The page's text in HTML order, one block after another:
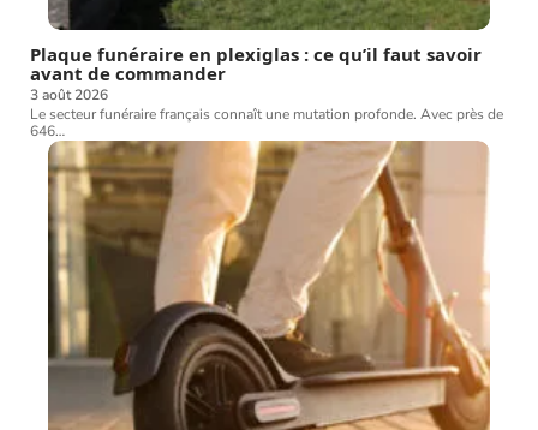
Plaque funéraire en plexiglas : ce qu’il faut savoir
avant de commander
3 août 2026
Le secteur funéraire français connaît une mutation profonde. Avec près de
646…